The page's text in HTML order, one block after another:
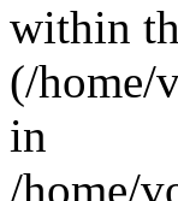
within
(/home/
in
/home/